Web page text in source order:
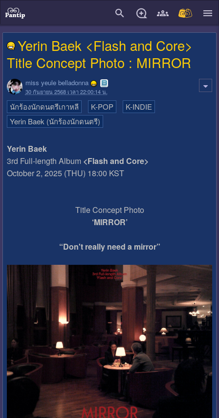
Yerin Baek <Flash and Core>
Title Concept Photo : MIRROR
miss yeule belladonna
30 กันยายน 2568 เวลา 22:00:14 น.
นักร้องนักดนตรีเกาหลี K-POP
K-INDIE
Yerin Baek (นักร้องนักดนตรี)
Yerin Baek
3rd Full-length Album <Flash and Core>
October 2, 2025 (THU) 18:00 KST
Title Concept Photo
‘MIRROR’
“Don't really need a mirror”
close